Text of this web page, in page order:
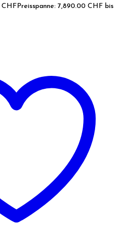
CHF Preisspanne: 7,890.00 CHF bis